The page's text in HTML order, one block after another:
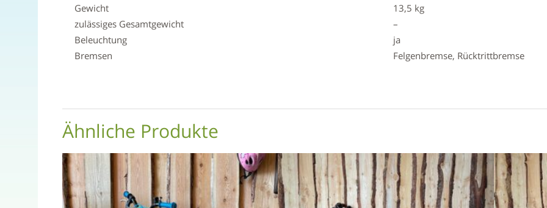
Gewicht
13,5 kg
zulässiges Gesamtgewicht
–
Beleuchtung
ja
Bremsen
Felgenbremse, Rücktrittbremse
Ähnliche Produkte